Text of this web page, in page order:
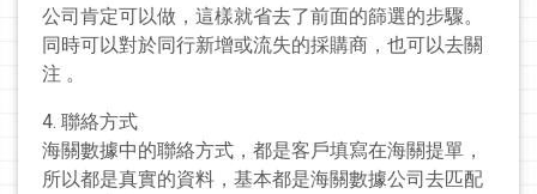
公司肯定可以做，這樣就省去了前面的篩選的步驟。
同時可以對於同行新增或流失的採購商，也可以去關
注 。
4. 聯絡方式
海關數據中的聯絡方式，都是客戶填寫在海關提單，
所以都是真實的資料，基本都是海關數據公司去匹配